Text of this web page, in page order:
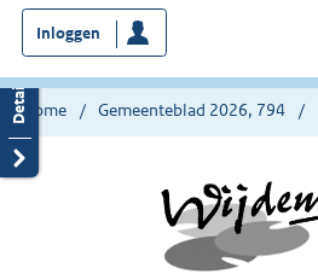
bent
nu
hier:
Inloggen
Home Gemeenteblad 2026, 794